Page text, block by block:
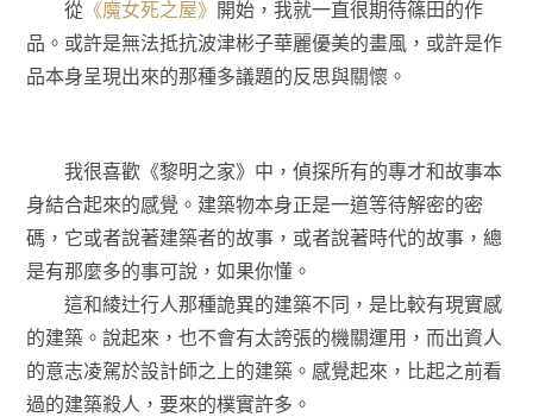
從《魔女死之屋》 開始，我就一直很期待篠田的作
品。或許是無法抵抗波津彬子華麗優美的畫風，或許是作
品本身呈現出來的那種多議題的反思與關懷。
我很喜歡《黎明之家》中，偵探所有的專才和故事本
身結合起來的感覺。建築物本身正是一道等待解密的密
碼，它或者說著建築者的故事，或者說著時代的故事，總
是有那麼多的事可說，如果你懂。
這和綾辻行人那種詭異的建築不同，是比較有現實感
的建築。說起來，也不會有太誇張的機關運用，而出資人
的意志凌駕於設計師之上的建築。感覺起來，比起之前看
過的建築殺人，要來的樸實許多。